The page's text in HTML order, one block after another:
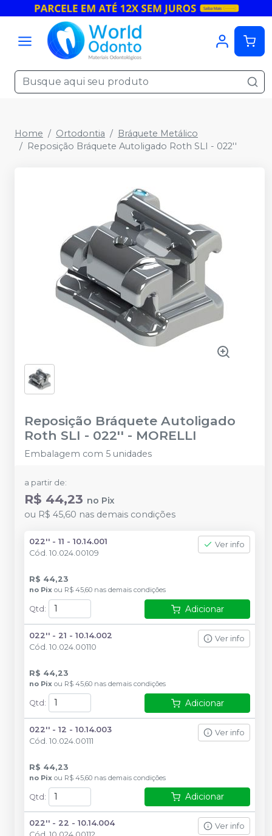
Home Ortodontia
Bráquete Metálico
Reposição Bráquete Autoligado Roth SLI - 022''
Reposição Bráquete Autoligado
Roth SLI - 022'' - MORELLI
Embalagem com 5 unidades
a partir de:
R$ 44,23 no Pix
ou R$ 45,60 nas demais condições
022'' - 11 - 10.14.001
Cód. 10.024.00109
Ver info
R$ 44,23
no Pix ou R$ 45,60 nas demais condições
Qtd : Adicionar
022'' - 21 - 10.14.002
Cód. 10.024.00110
Ver info
R$ 44,23
no Pix ou R$ 45,60 nas demais condições
Qtd : Adicionar
022'' - 12 - 10.14.003
Cód. 10.024.00111
Ver info
R$ 44,23
no Pix ou R$ 45,60 nas demais condições
Qtd: Adicionar
022'' - 22 - 10.14.004
Ver info